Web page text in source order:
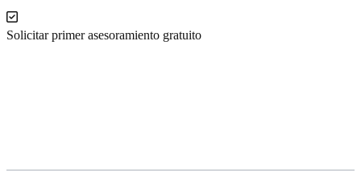
Solicitar primer asesoramiento gratuito